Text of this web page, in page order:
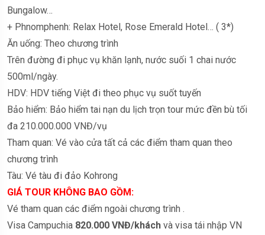
Bungalow…
+ Phnomphenh: Relax Hotel, Rose Emerald Hotel… ( 3*)
Ăn uống: Theo chương trình
Trên đường đi phục vụ khăn lạnh, nước suối 1 chai nước
500ml/ngày.
HDV: HDV tiếng Việt đi theo phục vụ suốt tuyến
Bảo hiểm: Bảo hiểm tai nạn du lịch trọn tour mức đền bù tối
đa 210.000.000 VNĐ/vụ
Tham quan: Vé vào cửa tất cả các điểm tham quan theo
chương trình
Tàu: Vé tàu đi đảo Kohrong
GIÁ TOUR KHÔNG BAO GỒM:
Vé tham quan các điểm ngoài chương trình .
Visa Campuchia 820.000 VNĐ/khách và visa tái nhập VN